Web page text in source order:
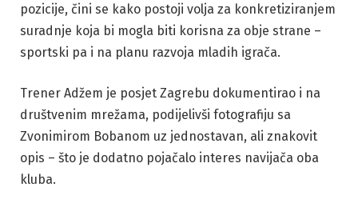
pozicije, čini se kako postoji volja za konkretiziranjem
suradnje koja bi mogla biti korisna za obje strane –
sportski pa i na planu razvoja mladih igrača.
Trener Adžem je posjet Zagrebu dokumentirao i na
društvenim mrežama, podijelivši fotografiju sa
Zvonimirom Bobanom uz jednostavan, ali znakovit
opis – što je dodatno pojačalo interes navijača oba
kluba.